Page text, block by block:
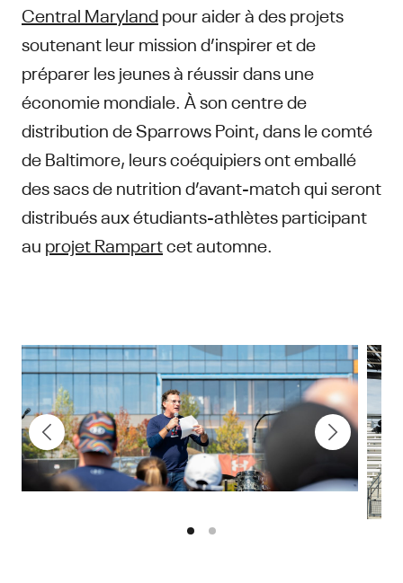
Central Marylandpour aider à des projets
soutenant leur mission d’inspirer et de
préparer les jeunes à réussir dans une
économie mondiale. À son centre de
distribution de Sparrows Point, dans le comté
de Baltimore, leurs coéquipiers ont emballé
des sacs de nutrition d’avant-match qui seront
distribués aux étudiants-athlètes participant
au projet Rampartcet automne.